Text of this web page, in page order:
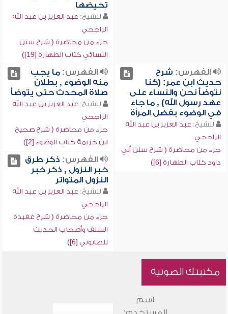
تحيضها
للشيخ: عبد العزيز بن عبد الله
الراجحي
جزء من محاضرة ( شرح سنن
النسائي كتاب الطهارة [19])
الفهرس: شرح
حديث ابن عمر: (كنا
نتوضأ نحن والنساء على
عهد رسول الله) , ما جاء
في الوضوء بفضل المرأة
للشيخ: عبد العزيز بن عبد الله
الراجحي
جزء من محاضرة ( شرح سنن أبي
داود كتاب الطهارة [6])
الفهرس:ما يجب
منه الوضوء , بطلان
صلاة المحدث حتى يتوضأ
للشيخ: عبد العزيز بن عبد الله
الراجحي
جزء من محاضرة ( شرح صحيح
ابن خزيمة كتاب الوضوء [2])
الفهرس: ذكر طرق
خبر النزول , ذكر خبر
النزول المتواتر
للشيخ: عبد العزيز بن عبد الله
الراجحي
جزء من محاضرة ( شرح عقيدة
السلف وأصحاب الحديث
للصابوني [6])
مكتبتك الصوتية
اسم